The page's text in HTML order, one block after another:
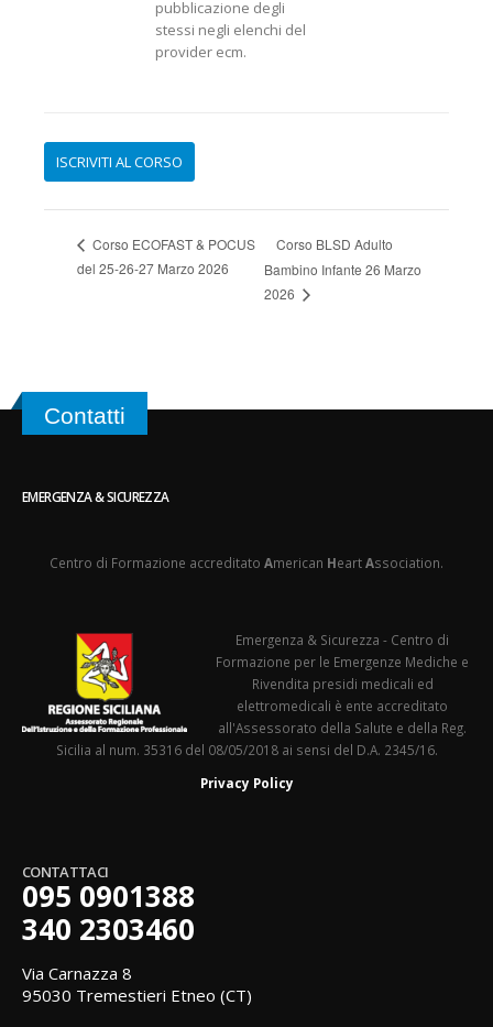
pubblicazione degli
stessi negli elenchi del
provider ecm.
Corso ECOFAST & POCUS
del 25-26-27 Marzo 2026
Corso BLSD Adulto
Bambino Infante 26 Marzo
2026
Contatti
EMERGENZA & SICUREZZA
Centro di Formazione accreditato American HeartAssociation.
Emergenza & Sicurezza - Centro di
Formazione per le Emergenze Mediche e
Rivendita presidi medicali ed
elettromedicali è ente accreditato
all'Assessorato della Salute e della Reg.
Sicilia al num. 35316 del 08/05/2018 ai sensi del D.A. 2345/16.
Privacy Policy
CONTATTACI
095 0901388
340 2303460
Via Carnazza 8
95030 Tremestieri Etneo (CT)